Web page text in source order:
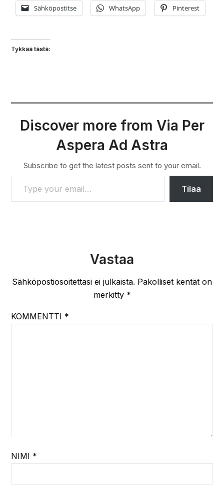
Sähköpostitse WhatsApp Pinterest
Tykkää tästä:
Discover more from Via Per
Aspera Ad Astra
Subscribe to get the latest posts sent to your email.
TYPE YOUR EMAIL…
Tilaa
Vastaa
Sähköpostiosoitettasi ei julkaista. Pakolliset kentät on
merkitty *
KOMMENTTI *
NIMI *